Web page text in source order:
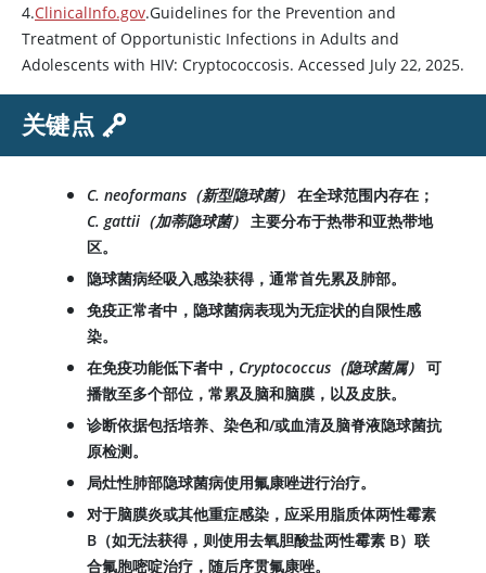
4.ClinicalInfo.gov.Guidelines for the Prevention and
Treatment of Opportunistic Infections in Adults and
Adolescents with HIV: Cryptococcosis. Accessed July 22, 2025.
关键点
C. neoformans（新型隐球菌） 在全球范围内存在；
C. gattii（加蒂隐球菌） 主要分布于热带和亚热带地
区。
隐球菌病经吸入感染获得，通常首先累及肺部。
免疫正常者中，隐球菌病表现为无症状的自限性感
染。
在免疫功能低下者中， Cryptococcus（隐球菌属） 可
播散至多个部位，常累及脑和脑膜，以及皮肤。
诊断依据包括培养、染色和/或血清及脑脊液隐球菌抗
原检测。
局灶性肺部隐球菌病使用氟康唑进行治疗。
对于脑膜炎或其他重症感染，应采用脂质体两性霉素
B（如无法获得，则使用去氧胆酸盐两性霉素 B）联
合氟胞嘧啶治疗，随后序贯氟康唑。